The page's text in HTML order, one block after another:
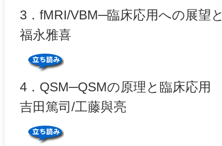
3．fMRI/VBM─臨床応用への展望
福永雅喜
4．QSM─QSMの原理と臨床応用
吉田篤司/工藤與亮